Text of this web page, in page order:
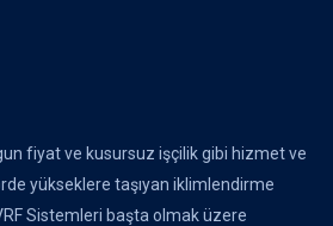
fiyat ve kusursuz işçilik gibi hizmet ve
yükseklere taşıyan iklimlendirme
Sistemleri başta olmak üzere